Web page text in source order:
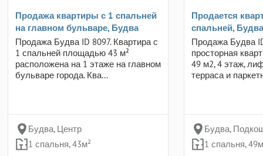
Продажа квартиры с 1 спальней
на главном бульваре, Будва
Продажа Будва ID 8097. Квартира с
1 спальней площадью 43 м²
расположена на 1 этаже на главном
бульваре города. Ква…
Будва, Центр
1 спальня, 43м²
Продается
спальней,
Продажа Будва
просторная
49 м2, 4 этаж,
терраса и
Будва,
1 спальня,